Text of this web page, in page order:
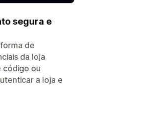
segura e
de
da loja
código ou
a loja e